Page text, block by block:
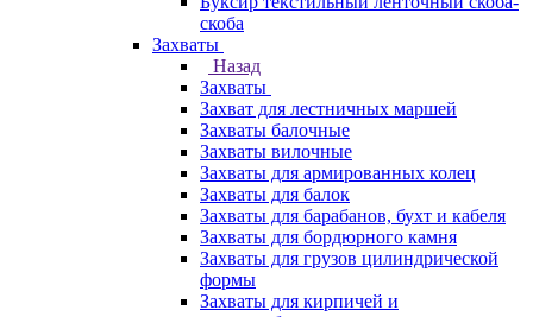
скоба
Захваты
Назад
Захваты
Захват для лестничных маршей
Захваты балочные
Захваты вилочные
Захваты для армированных колец
Захваты для балок
Захваты для барабанов, бухт и кабеля
Захваты для бордюрного камня
Захваты для грузов цилиндрической
формы
Захваты для кирпичей и